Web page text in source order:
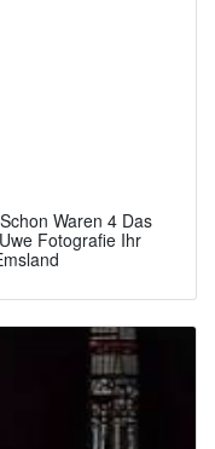
Waren 4 Das
Fotografie Ihr